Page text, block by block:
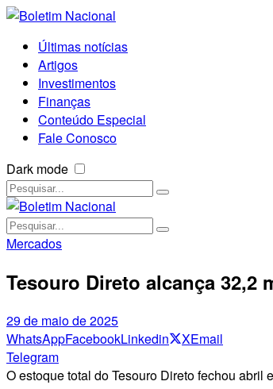
Últimas notícias
Artigos
Investimentos
Finanças
Conteúdo Especial
Fale Conosco
Dark mode
Mercados
Tesouro Direto alcança
29 de maio de 2025
WhatsAppFacebookLinkedin XEmail
Telegram
O estoque total do Tesouro Direto fechou